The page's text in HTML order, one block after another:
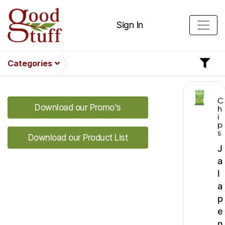
Sign In
Categories
Download our Promo's
Download our Product List
C
h
i
p
s
J
a
l
a
p
e